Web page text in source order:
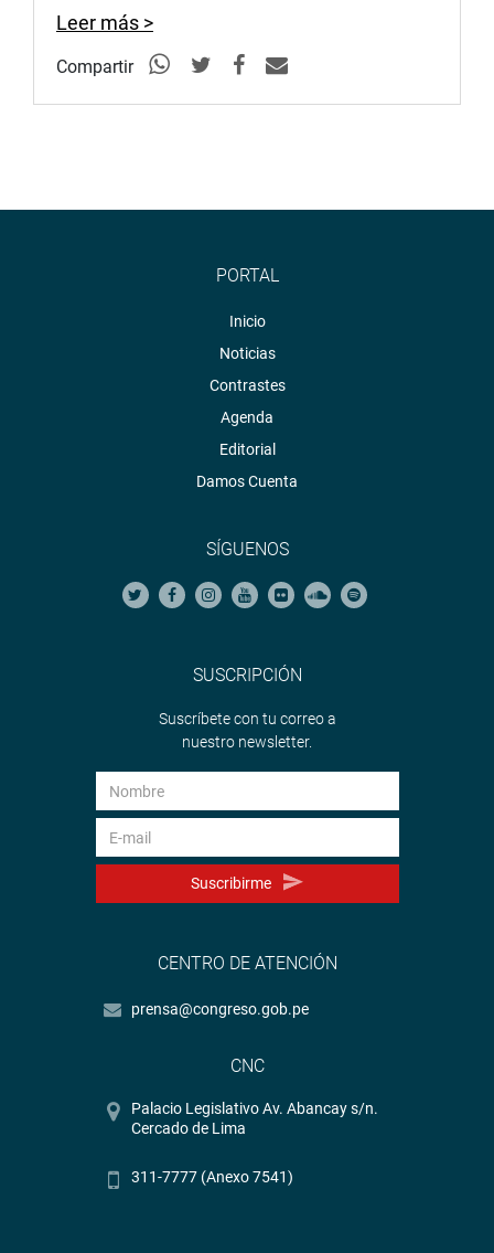
Leer más >
Compartir
PORTAL
Inicio
Noticias
Contrastes
Agenda
Editorial
Damos Cuenta
SÍGUENOS
SUSCRIPCIÓN
Suscríbete con tu correo a
nuestro newsletter.
Suscribirme
CENTRO DE ATENCIÓN
prensa@congreso.gob.pe
CNC
Palacio Legislativo Av. Abancay s/n.
Cercado de Lima
311-7777 (Anexo 7541)